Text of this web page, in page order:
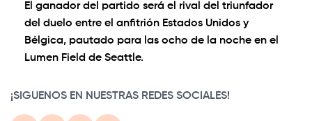
El ganador del partido será el rival del triunfador
del duelo entre el anfitrión Estados Unidos y
Bélgica, pautado para las ocho de la noche en el
Lumen Field de Seattle.
¡SIGUENOS EN NUESTRAS REDES SOCIALES!